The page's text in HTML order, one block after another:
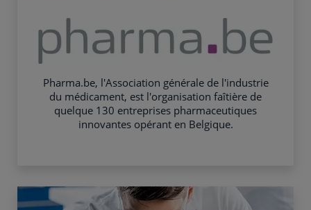
Pharma.be, l'Association générale de l'industrie
du médicament, est l'organisation faîtière de
quelque 130 entreprises pharmaceutiques
innovantes opérant en Belgique.